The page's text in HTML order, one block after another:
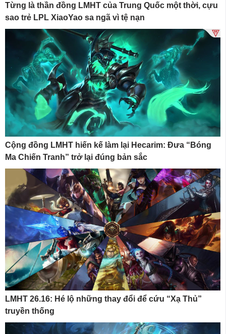
Từng là thần đồng LMHT của Trung Quốc một thời, cựu
sao trẻ LPL XiaoYao sa ngã vì tệ nạn
Cộng đồng LMHT hiến kế làm lại Hecarim: Đưa “Bóng
Ma Chiến Tranh” trở lại đúng bản sắc
LMHT 26.16: Hé lộ những thay đổi để cứu “Xạ Thủ”
truyền thống